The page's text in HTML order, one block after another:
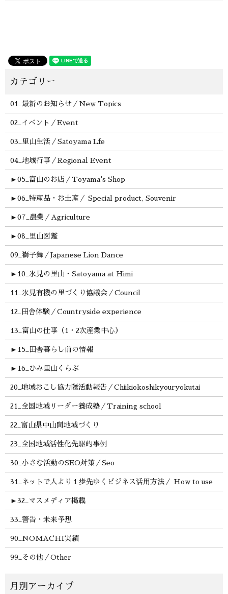
01_最新のお知らせ／New Topics
02_イベント／Event
03_里山生活／Satoyama Lfe
04_地域行事／Regional Event
► 05_富山のお店／Toyama's Shop
► 06_特産品・お土産／ Special product, Souvenir
► 07_農業／Agriculture
► 08_里山図鑑
09_獅子舞／Japanese Lion Dance
► 10_氷見の里山・Satoyama at Himi
11_氷見有機の里づくり協議会／Council
12_田舎体験／Countryside experience
13_富山の仕事（1・2次産業中心）
► 15_田舎暮らし前の情報
► 16_ひみ里山くらぶ
20_地域おこし協力隊活動報告／Chiikiokoshikyouryokutai
21_全国地域リーダー養成塾／Training school
22_富山県中山間地域づくり
23_全国地域活性化先駆的事例
30_小さな活動のSEO対策／Seo
31_ネットで人より１歩先ゆくビジネス活用方法／ How to use
► 32_マスメディア掲載
33_警告・未来予想
90_NOMACHI実績
99_その他／Other